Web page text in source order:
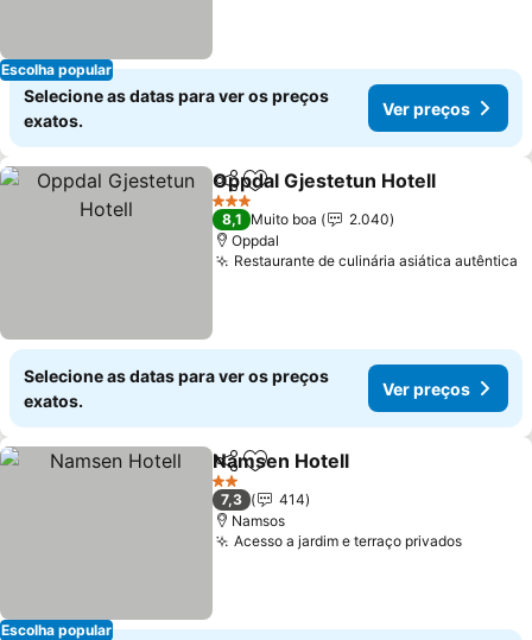
Escolha popular
Selecione as datas para ver os preços
exatos.
Ver preços
PartilharAdicionar aos favoritos
Oppdal Gjestetun Hotell
3 Estrelas
8,1 Muito boa
2.040
Oppdal
Restaurante de culinária asiática autêntica
Selecione as datas para ver os preços
exatos.
Ver preços
Escolha popular
PartilharAdicionar aos favoritos
Namsen Hotell
2 Estrelas
7,3
414
Namsos
Acesso a jardim e terraço privados